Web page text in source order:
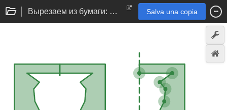
Вырезаем из бумаги: Ваза Salva una copia